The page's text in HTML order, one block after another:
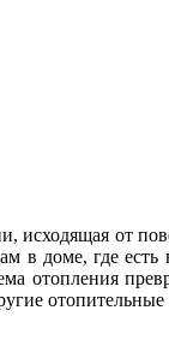
от
доме, где
отопления